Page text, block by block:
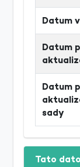
Datum
Datum
Datum
sady
Tato